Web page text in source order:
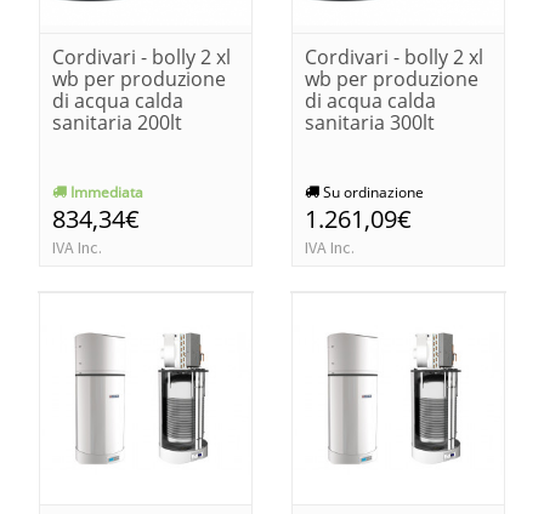
Cordivari - bolly 2 xl
wb per produzione
di acqua calda
sanitaria 200lt
Immediata
834,34€
IVA Inc.
Cordivari - bolly 2 xl
wb per produzione
di acqua calda
sanitaria 300lt
Su ordinazione
1.261,09€
IVA Inc.